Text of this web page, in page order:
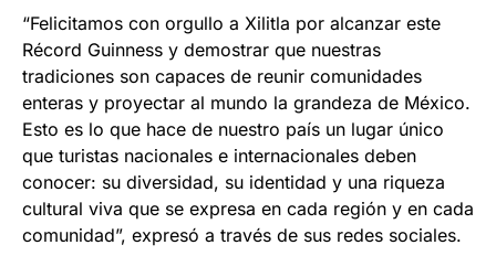
“Felicitamos con orgullo a Xilitla por alcanzar este
Récord Guinness y demostrar que nuestras
tradiciones son capaces de reunir comunidades
enteras y proyectar al mundo la grandeza de México.
Esto es lo que hace de nuestro país un lugar único
que turistas nacionales e internacionales deben
conocer: su diversidad, su identidad y una riqueza
cultural viva que se expresa en cada región y en cada
comunidad”, expresó a través de sus redes sociales.